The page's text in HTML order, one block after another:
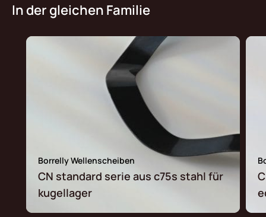
In der gleichen Familie
Borrelly Wellenscheiben
CN standard serie aus c75s stahl für
kugellager